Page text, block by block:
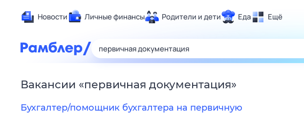
Новости Личные финансы Родители и дети Еда Ещё
Здоровье
Развлечения и отдых
Спорт
Карьера
Вакансии «первичная документация»
Бухгалтер/помощник бухгалтера на первичную